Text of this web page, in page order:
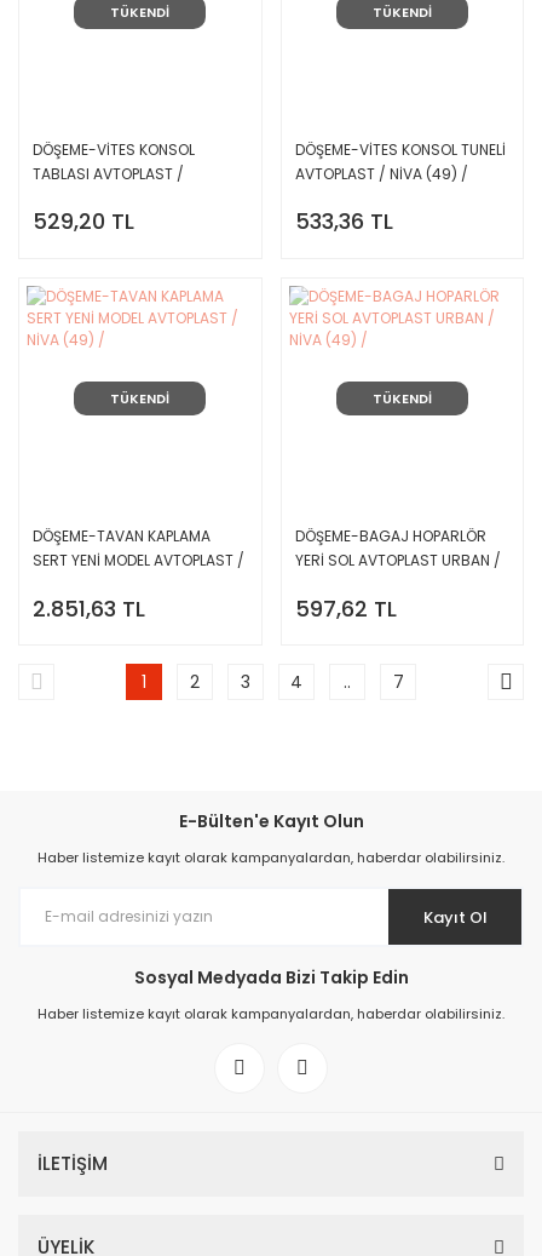
TÜKENDİ
DÖŞEME-VİTES KONSOL
TABLASI AVTOPLAST /
529,20 TL
TÜKENDİ
DÖŞEME-VİTES KONSOL TUNELİ
AVTOPLAST / NİVA (49) /
533,36 TL
TÜKENDİ
DÖŞEME-TAVAN KAPLAMA
SERT YENİ MODEL AVTOPLAST /
2.851,63 TL
TÜKENDİ
DÖŞEME-BAGAJ HOPARLÖR
YERİ SOL AVTOPLAST URBAN /
597,62 TL
1 2 3 4 .. 7
E-Bülten'e Kayıt Olun
Haber listemize kayıt olarak kampanyalardan, haberdar olabilirsiniz.
Kayıt Ol
Sosyal Medyada Bizi Takip Edin
Haber listemize kayıt olarak kampanyalardan, haberdar olabilirsiniz.
İLETİŞİM
ÜYELİK